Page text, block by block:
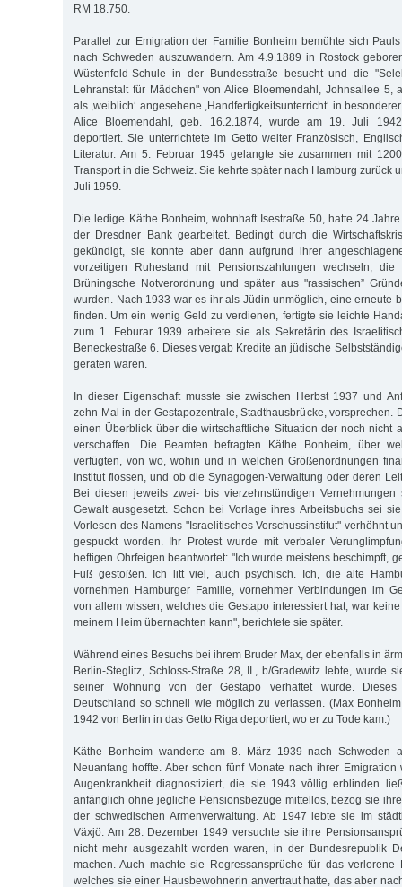
RM 18.750.
Parallel zur Emigration der Familie Bonheim bemühte sich
nach Schweden auszuwandern. Am 4.9.1889 in Rostock
Wüstenfeld-Schule in der Bundesstraße besucht und die
Lehranstalt für Mädchen" von Alice Bloemendahl, Johnsallee 5,
als ,weiblich‘ angesehene ,Handfertigkeitsunterricht‘ in
Alice Bloemendahl, geb. 16.2.1874, wurde am 19. Juli
deportiert. Sie unterrichtete im Getto weiter Französisch,
Literatur. Am 5. Februar 1945 gelangte sie zusammen mit
Transport in die Schweiz. Sie kehrte später nach Hamburg zurück
Juli 1959.
Die ledige Käthe Bonheim, wohnhaft Isestraße 50, hatte 24
der Dresdner Bank gearbeitet. Bedingt durch die
gekündigt, sie konnte aber dann aufgrund ihrer
vorzeitigen Ruhestand mit Pensionszahlungen wechseln,
Brüningsche Notverordnung und später aus "rassischen”
wurden. Nach 1933 war es ihr als Jüdin unmöglich, eine erneute
finden. Um ein wenig Geld zu verdienen, fertigte sie leichte
zum 1. Feburar 1939 arbeitete sie als Sekretärin des
Beneckestraße 6. Dieses vergab Kredite an jüdische
geraten waren.
In dieser Eigenschaft musste sie zwischen Herbst 1937 und
zehn Mal in der Gestapozentrale, Stadthausbrücke, vorsprechen.
einen Überblick über die wirtschaftliche Situation der noch nicht
verschaffen. Die Beamten befragten Käthe Bonheim, über
verfügten, von wo, wohin und in welchen Größenordnungen
Institut flossen, und ob die Synagogen-Verwaltung oder deren
Bei diesen jeweils zwei- bis vierzehnstündigen
Gewalt ausgesetzt. Schon bei Vorlage ihres Arbeitsbuchs sei
Vorlesen des Namens "Israelitisches Vorschussinstitut" verhöhnt
gespuckt worden. Ihr Protest wurde mit verbaler
heftigen Ohrfeigen beantwortet: "Ich wurde meistens beschimpft,
Fuß gestoßen. Ich litt viel, auch psychisch. Ich, die alte
vornehmen Hamburger Familie, vornehmer Verbindungen im
von allem wissen, welches die Gestapo interessiert hat, war
meinem Heim übernachten kann", berichtete sie später.
Während eines Besuchs bei ihrem Bruder Max, der ebenfalls in
Berlin-Steglitz, Schloss-Straße 28, II., b/Gradewitz lebte, wurde
seiner Wohnung von der Gestapo verhaftet wurde.
Deutschland so schnell wie möglich zu verlassen. (Max
1942 von Berlin in das Getto Riga deportiert, wo er zu Tode kam.)
Käthe Bonheim wanderte am 8. März 1939 nach Schweden
Neuanfang hoffte. Aber schon fünf Monate nach ihrer
Augenkrankheit diagnostiziert, die sie 1943 völlig erblinden
anfänglich ohne jegliche Pensionsbezüge mittellos, bezog sie
der schwedischen Armenverwaltung. Ab 1947 lebte sie im
Växjö. Am 28. Dezember 1949 versuchte sie ihre
nicht mehr ausgezahlt worden waren, in der Bundesrepublik
machen. Auch machte sie Regressansprüche für das verlorene
welches sie einer Hausbewohnerin anvertraut hatte, das aber